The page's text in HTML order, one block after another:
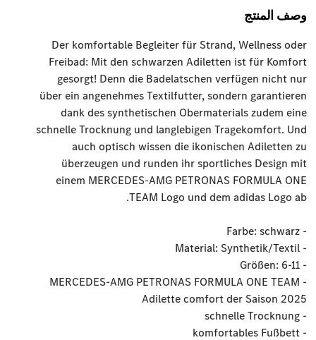
وصف المنتج
Der komfortable Begleiter für Strand, Wellness oder
Freibad: Mit den schwarzen Adiletten ist für Komfort
gesorgt! Denn die Badelatschen verfügen nicht nur
über ein angenehmes Textilfutter, sondern garantieren
dank des synthetischen Obermaterials zudem eine
schnelle Trocknung und langlebigen Tragekomfort. Und
auch optisch wissen die ikonischen Adiletten zu
überzeugen und runden ihr sportliches Design mit
einem MERCEDES-AMG PETRONAS FORMULA ONE
TEAM Logo und dem adidas Logo ab.
- Farbe: schwarz
- Material: Synthetik/Textil
- Größen: 6-11
- MERCEDES-AMG PETRONAS FORMULA ONE TEAM
Adilette comfort der Saison 2025
- schnelle Trocknung
- komfortables Fußbett